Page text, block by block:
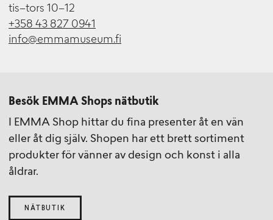
tis–tors 10–12
+358 43 827 0941
info@emmamuseum.fi
Besök EMMA Shops nätbutik
I EMMA Shop hittar du fina presenter åt en vän
eller åt dig själv. Shopen har ett brett sortiment
produkter för vänner av design och konst i alla
åldrar.
NÄTBUTIK